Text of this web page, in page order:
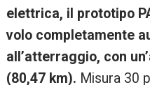
elettrica, il prototipo
volo completamente
all’atterraggio, con
(80,47 km). Misura 30